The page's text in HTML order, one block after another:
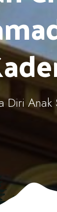
Diri Anak